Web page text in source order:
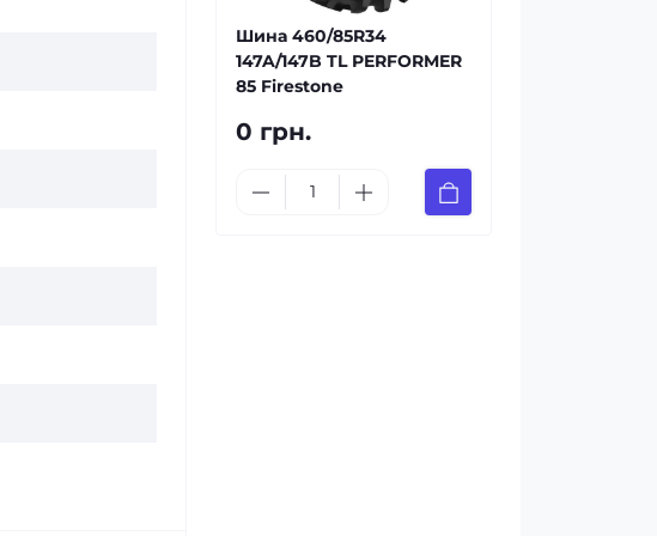
Шина 460/85R34
147A/147B TL PERFORMER
85 Firestone
0 грн.